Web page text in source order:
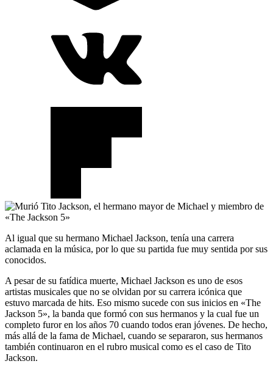
Al igual que su hermano Michael Jackson, tenía una carrera
aclamada en la música, por lo que su partida fue muy sentida por sus
conocidos.
A pesar de su fatídica muerte, Michael Jackson es uno de esos
artistas musicales que no se olvidan por su carrera icónica que
estuvo marcada de hits. Eso mismo sucede con sus inicios en «The
Jackson 5», la banda que formó con sus hermanos y la cual fue un
completo furor en los años 70 cuando todos eran jóvenes. De hecho,
más allá de la fama de Michael, cuando se separaron, sus hermanos
también continuaron en el rubro musical como es el caso de Tito
Jackson.